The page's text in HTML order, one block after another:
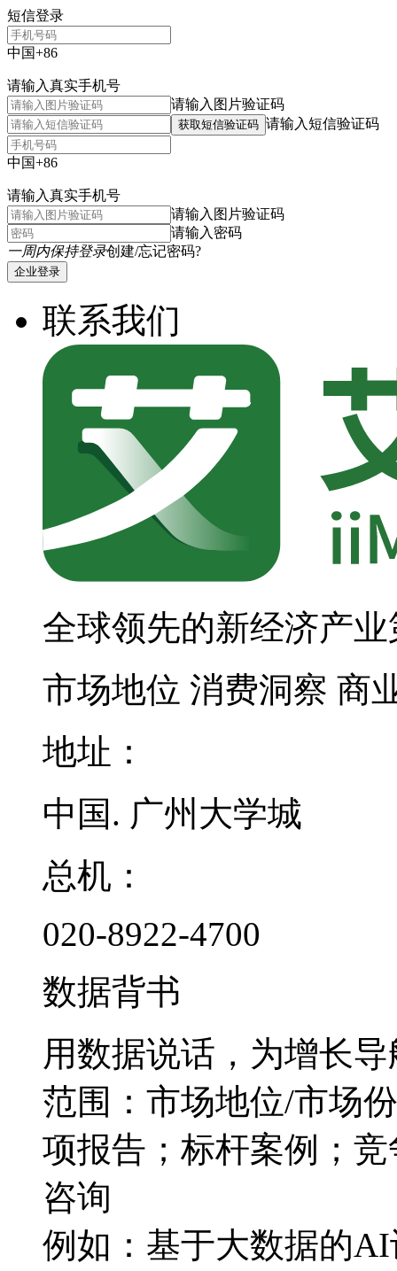
短信登录
中国+86
请输入真实手机号
请输入图片验证码
获取短信验证码 请输入短信验证码
中国+86
请输入真实手机号
请输入图片验证码
请输入密码
一周内保持登录创建/忘记密码?
企业登录
联系我们
全球领先的新经济产
市场地位 消费洞察 商
地址：
中国. 广州大学城
总机：
020-8922-4700
数据背书
用数据说话，为增长导
范围：市场地位/市场
项报告；标杆案例；
咨询
例如：基于大数据的